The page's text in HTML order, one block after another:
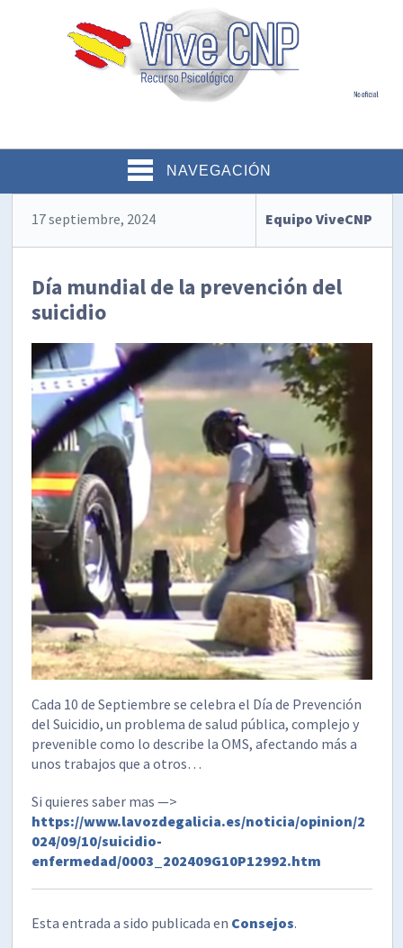
NAVEGACIÓN
17 septiembre, 2024 Equipo ViveCNP
Día mundial de la prevención del
suicidio
Cada 10 de Septiembre se celebra el Día de Prevención
del Suicidio, un problema de salud pública, complejo y
prevenible como lo describe la OMS, afectando más a
unos trabajos que a otros…
Si quieres saber mas —>
https://www.lavozdegalicia.es/noticia/opinion/2
024/09/10/suicidio-
enfermedad/0003_202409G10P12992.htm
Esta entrada a sido publicada en Consejos.